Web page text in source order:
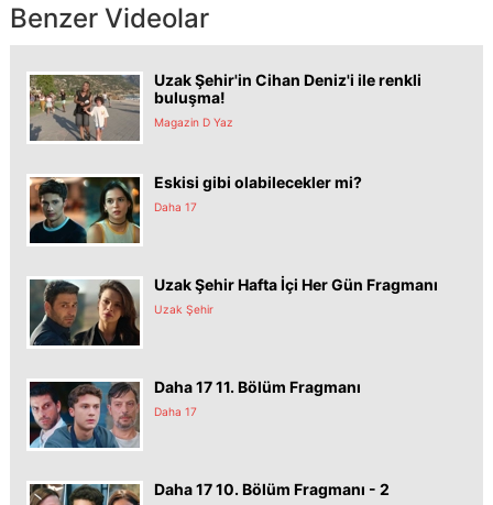
Benzer Videolar
Uzak Şehir'in Cihan Deniz'i ile renkli
buluşma!
Magazin D Yaz
Eskisi gibi olabilecekler mi?
Daha 17
Uzak Şehir Hafta İçi Her Gün Fragmanı
Uzak Şehir
Daha 17 11. Bölüm Fragmanı
Daha 17
Daha 17 10. Bölüm Fragmanı - 2